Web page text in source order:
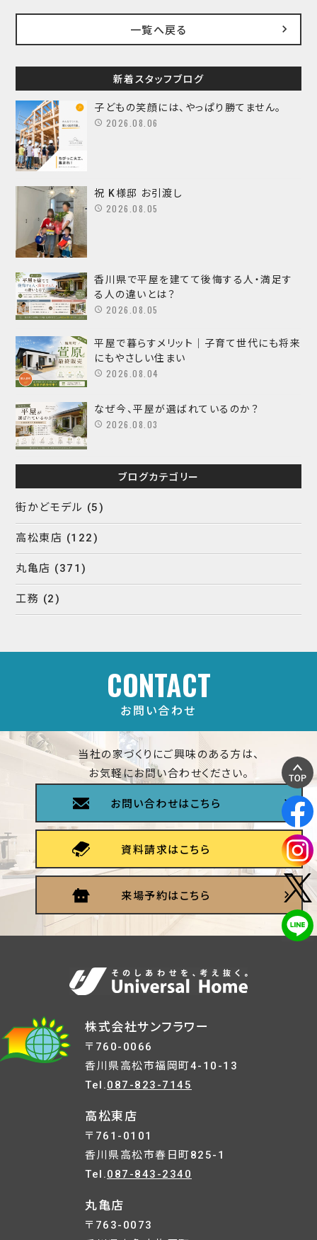
一覧へ戻る
新着スタッフブログ
子どもの笑顔には、やっぱり勝てません。
2026.08.06
祝 K様邸 お引渡し
2026.08.05
香川県で平屋を建てて後悔する人・満足す
る人の違いとは？
2026.08.05
平屋で暮らすメリット｜子育て世代にも将来
にもやさしい住まい
2026.08.04
なぜ今、平屋が選ばれているのか？
2026.08.03
ブログカテゴリー
街かどモデル (5)
高松東店 (122)
丸亀店 (371)
工務 (2)
CONTACT
お問い合わせ
当社の家づくりにご興味のある方は、
お気軽にお問い合わせください。
お問い合わせはこちら
資料請求はこちら
来場予約はこちら
株式会社サンフラワー
〒760-0066
香川県高松市福岡町4-10-13
Tel.087-823-7145
高松東店
〒761-0101
香川県高松市春日町825-1
Tel.087-843-2340
丸亀店
〒763-0073